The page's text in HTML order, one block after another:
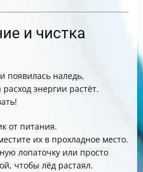
и чистка
появилась наледь,
энергии растёт.
от питания.
их в прохладное место.
лопаточку или просто
чтобы лёд растаял.